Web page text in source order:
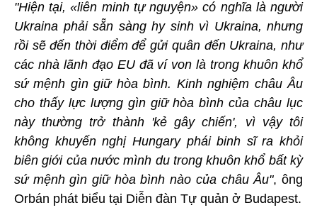
"Hiện tại, «liên minh tự nguyện» có nghĩa là người
Ukraina phải sẵn sàng hy sinh vì Ukraina, nhưng
rồi sẽ đến thời điểm để gửi quân đến Ukraina, như
các nhà lãnh đạo EU đã ví von là trong khuôn khổ
sứ mệnh gìn giữ hòa bình. Kinh nghiệm châu Âu
cho thấy lực lượng gìn giữ hòa bình của châu lục
này thường trở thành 'kẻ gây chiến', vì vậy tôi
không khuyến nghị Hungary phái binh sĩ ra khỏi
biên giới của nước mình du trong khuôn khổ bất kỳ
sứ mệnh gìn giữ hòa bình nào của châu Âu", ông
Orbán phát biểu tại Diễn đàn Tự quản ở Budapest.